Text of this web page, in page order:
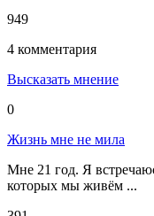
949
4 комментария
Высказать мнение
0
Жизнь мне не мила
Мне 21 год. Я
которых мы живём ...